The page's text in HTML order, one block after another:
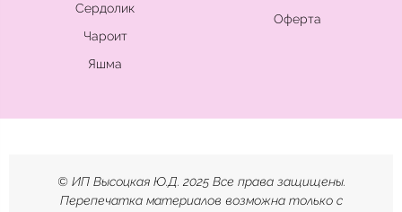
Сердолик
Чароит
Яшма
Оферта
© ИП Высоцкая Ю.Д. 2025 Все права защищены.
Перепечатка материалов возможна только с